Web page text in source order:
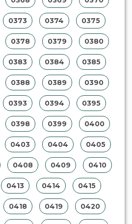
0373 0374 0375
0378 0379 0380
0383 0384 0385
0388 0389 0390
0393 0394 0395
0398 0399 0400
0403 0404 0405
0408 0409 0410
0413 0414 0415
0418 0419 0420